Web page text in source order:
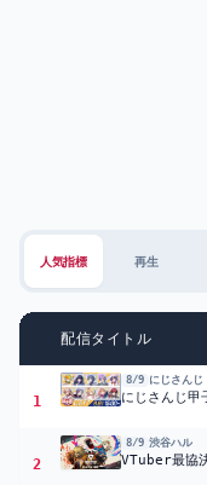
人気指標 再生
配信タイトル
1
8/9 にじさんじ
2
8/9 渋谷ハル